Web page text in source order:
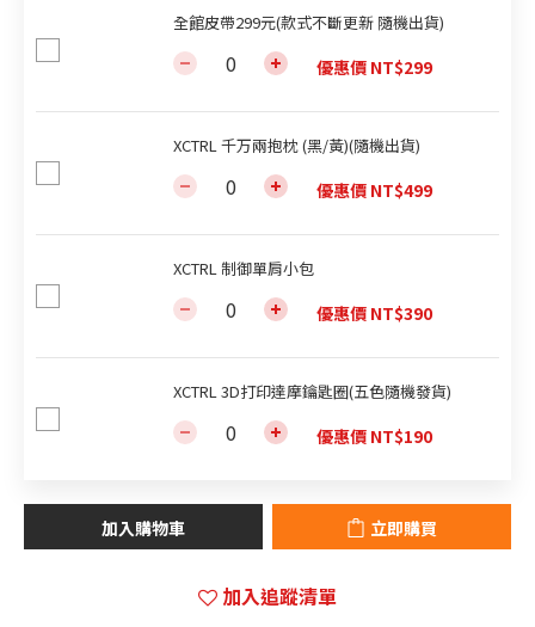
全館皮帶299元(款式不斷更新 隨機出貨)
優惠價 NT$299
XCTRL 千万兩抱枕 (黑/黃)(隨機出貨)
優惠價 NT$499
XCTRL 制御單肩小包
優惠價 NT$390
XCTRL 3D打印達摩鑰匙圈(五色隨機發貨)
優惠價 NT$190
加入購物車 立即購買
加入追蹤清單